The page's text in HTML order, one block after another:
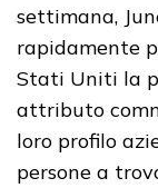
settimana,
rapidamente
Stati Uniti la
attributo
loro profilo
persone a